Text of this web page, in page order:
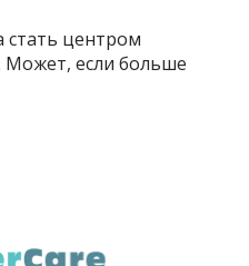
стать центром
Может, если больше